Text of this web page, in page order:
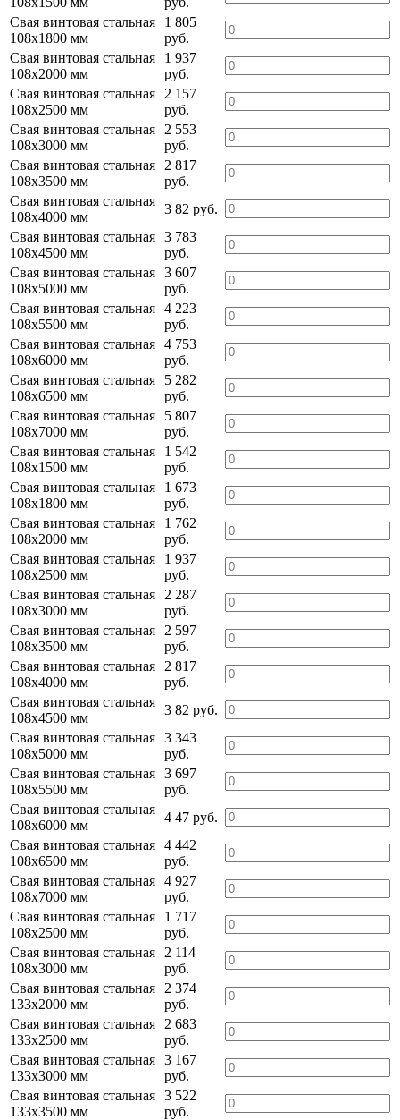
Свая винтовая стальная
108х1800 мм
1 805
руб.
Свая винтовая стальная
108х2000 мм
1 937
руб.
Свая винтовая стальная
108х2500 мм
2 157
руб.
Свая винтовая стальная
108х3000 мм
2 553
руб.
Свая винтовая стальная
108х3500 мм
2 817
руб.
Свая винтовая стальная
108х4000 мм
3 82 руб.
Свая винтовая стальная
108х4500 мм
3 783
руб.
Свая винтовая стальная
108х5000 мм
3 607
руб.
Свая винтовая стальная
108х5500 мм
4 223
руб.
Свая винтовая стальная
108х6000 мм
4 753
руб.
Свая винтовая стальная
108х6500 мм
5 282
руб.
Свая винтовая стальная
108х7000 мм
5 807
руб.
Свая винтовая стальная
108х1500 мм
1 542
руб.
Свая винтовая стальная
108х1800 мм
1 673
руб.
Свая винтовая стальная
108х2000 мм
1 762
руб.
Свая винтовая стальная
108х2500 мм
1 937
руб.
Свая винтовая стальная
108х3000 мм
2 287
руб.
Свая винтовая стальная
108х3500 мм
2 597
руб.
Свая винтовая стальная
108х4000 мм
2 817
руб.
Свая винтовая стальная
108х4500 мм
3 82 руб.
Свая винтовая стальная
108х5000 мм
3 343
руб.
Свая винтовая стальная
108х5500 мм
3 697
руб.
Свая винтовая стальная
108х6000 мм
4 47 руб.
Свая винтовая стальная
108х6500 мм
4 442
руб.
Свая винтовая стальная
108х7000 мм
4 927
руб.
Свая винтовая стальная
108х2500 мм
1 717
руб.
Свая винтовая стальная
108х3000 мм
2 114
руб.
Свая винтовая стальная
133х2000 мм
2 374
руб.
Свая винтовая стальная
133х2500 мм
2 683
руб.
Свая винтовая стальная
133х3000 мм
3 167
руб.
Свая винтовая стальная
133х3500 мм
3 522
руб.